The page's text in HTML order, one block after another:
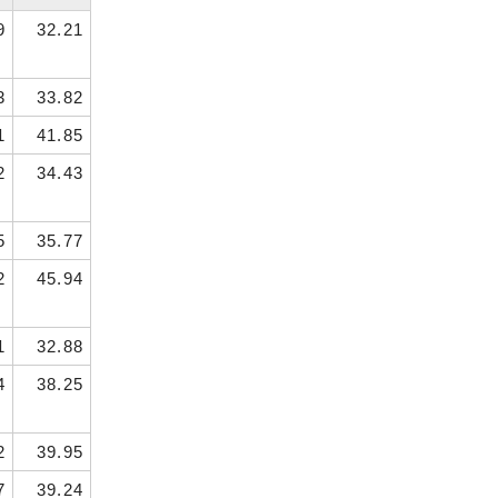
32.21
33.82
41.85
34.43
35.77
45.94
32.88
38.25
39.95
39.24